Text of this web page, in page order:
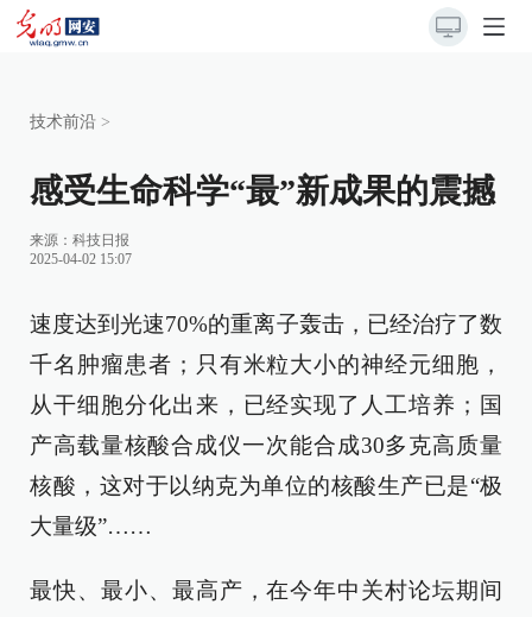
技术前沿 >
感受生命科学“最”新成果的震撼
来源： 科技日报
2025-04-02 15:07
速度达到光速70%的重离子轰击，已经治疗了数
千名肿瘤患者；只有米粒大小的神经元细胞，
从干细胞分化出来，已经实现了人工培养；国
产高载量核酸合成仪一次能合成30多克高质量
核酸，这对于以纳克为单位的核酸生产已是“极
大量级”……
最快、最小、最高产，在今年中关村论坛期间